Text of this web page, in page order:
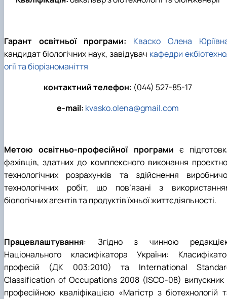
Гарант освітньої програми:
Кваско Олена
кандидат біологічних наук, завідувач кафедри
огії та біорізноманіття
контактний телефон: (044) 527-85-17
e-mail: kvasko.olena@gmail.com
Метою освітньо-професійної програми є
фахівців, здатних до комплексного виконання
технологічних розрахунків та здійснення
технологічних робіт, що пов’язані з
біологічних агентів та продуктів їхньої життєдіяльності.
Працевлаштування: Згідно з чинною
Національного класифікатора України:
професій (ДК 003:2010) та International
Classification of Occupations 2008 (ISCO-08) випускник
професійною кваліфікацією «Магістр з біотехнологій